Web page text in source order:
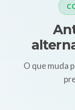
O que muda